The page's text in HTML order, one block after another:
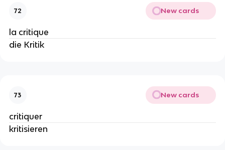
72 New cards
la critique
die Kritik
73 New cards
critiquer
kritisieren